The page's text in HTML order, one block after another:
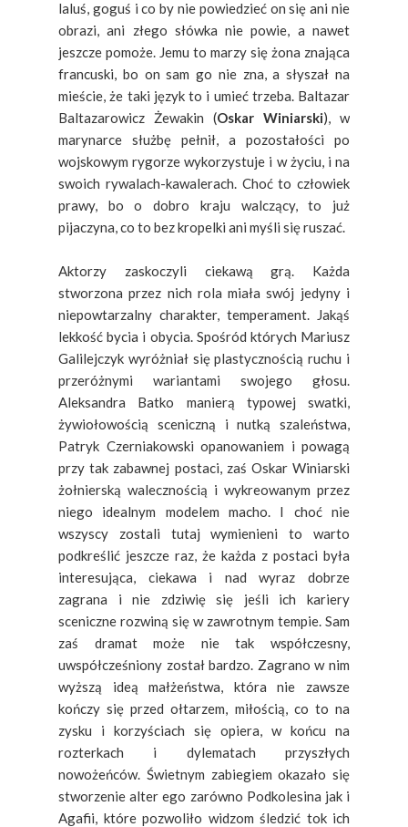
laluś, goguś i co by nie powiedzieć on się ani nie
obrazi, ani złego słówka nie powie, a nawet
jeszcze pomoże. Jemu to marzy się żona znająca
francuski, bo on sam go nie zna, a słyszał na
mieście, że taki język to i umieć trzeba. Baltazar
Baltazarowicz Żewakin (Oskar Winiarski), w
marynarce służbę pełnił, a pozostałości po
wojskowym rygorze wykorzystuje i w życiu, i na
swoich rywalach-kawalerach. Choć to człowiek
prawy, bo o dobro kraju walczący, to już
pijaczyna, co to bez kropelki ani myśli się ruszać.
Aktorzy zaskoczyli ciekawą grą. Każda
stworzona przez nich rola miała swój jedyny i
niepowtarzalny charakter, temperament. Jakąś
lekkość bycia i obycia. Spośród których Mariusz
Galilejczyk wyróżniał się plastycznością ruchu i
przeróżnymi wariantami swojego głosu.
Aleksandra Batko manierą typowej swatki,
żywiołowością sceniczną i nutką szaleństwa,
Patryk Czerniakowski opanowaniem i powagą
przy tak zabawnej postaci, zaś Oskar Winiarski
żołnierską walecznością i wykreowanym przez
niego idealnym modelem macho. I choć nie
wszyscy zostali tutaj wymienieni to warto
podkreślić jeszcze raz, że każda z postaci była
interesująca, ciekawa i nad wyraz dobrze
zagrana i nie zdziwię się jeśli ich kariery
sceniczne rozwiną się w zawrotnym tempie. Sam
zaś dramat może nie tak współczesny,
uwspółcześniony został bardzo. Zagrano w nim
wyższą ideą małżeństwa, która nie zawsze
kończy się przed ołtarzem, miłością, co to na
zysku i korzyściach się opiera, w końcu na
rozterkach i dylematach przyszłych
nowożeńców. Świetnym zabiegiem okazało się
stworzenie alter ego zarówno Podkolesina jak i
Agafii, które pozwoliło widzom śledzić tok ich